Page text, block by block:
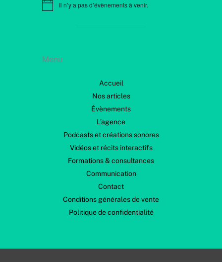
Il n’y a pas d’évènements à venir.
Menu
Accueil
Nos articles
Évènements
L’agence
Podcasts et créations sonores
Vidéos et récits interactifs
Formations & consultances
Communication
Contact
Conditions générales de vente
Politique de confidentialité